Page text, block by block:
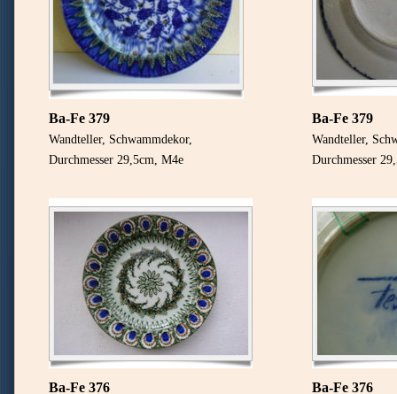
Ba-Fe 379
Wandteller, Schwammdekor,
Durchmesser 29,5cm, M4e
Ba-Fe 379
Wandteller,
Durchmesser
Ba-Fe 376 Ba-Fe 376